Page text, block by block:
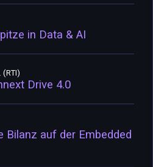
in Data & AI
(RTI)
Drive 4.0
Bilanz auf der Embedded